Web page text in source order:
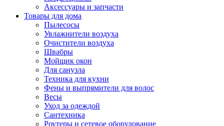
Аксессуары и запчасти
Товары для дома
Пылесосы
Увлажнители воздуха
Очистители воздуха
Швабры
Мойщик окон
Для санузла
Техника для кухни
Фены и выпрямители для волос
Весы
Уход за одеждой
Сантехника
Роутеры и сетевое оборудование